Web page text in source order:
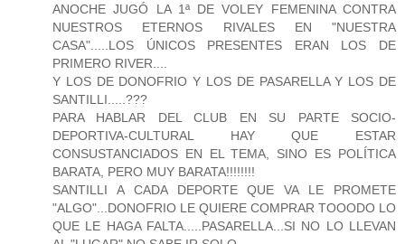
ANOCHE JUGÓ LA 1ª DE VOLEY FEMENINA CONTRA
NUESTROS ETERNOS RIVALES EN "NUESTRA
CASA".....LOS ÚNICOS PRESENTES ERAN LOS DE
PRIMERO RIVER....
Y LOS DE DONOFRIO Y LOS DE PASARELLA Y LOS DE
SANTILLI.....???
PARA HABLAR DEL CLUB EN SU PARTE SOCIO-
DEPORTIVA-CULTURAL HAY QUE ESTAR
CONSUSTANCIADOS EN EL TEMA, SINO ES POLÍTICA
BARATA, PERO MUY BARATA!!!!!!!!
SANTILLI A CADA DEPORTE QUE VA LE PROMETE
"ALGO"...DONOFRIO LE QUIERE COMPRAR TOOODO LO
QUE LE HAGA FALTA.....PASARELLA...SI NO LO LLEVAN